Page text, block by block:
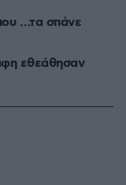
…τα σπάνε
εθεάθησαν